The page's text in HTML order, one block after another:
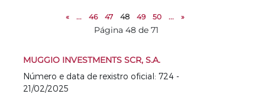
« ... 46 47 48 49 50 ... »
Página 48 de 71
MUGGIO INVESTMENTS SCR, S.A.
Número e data de rexistro oficial: 724 -
21/02/2025